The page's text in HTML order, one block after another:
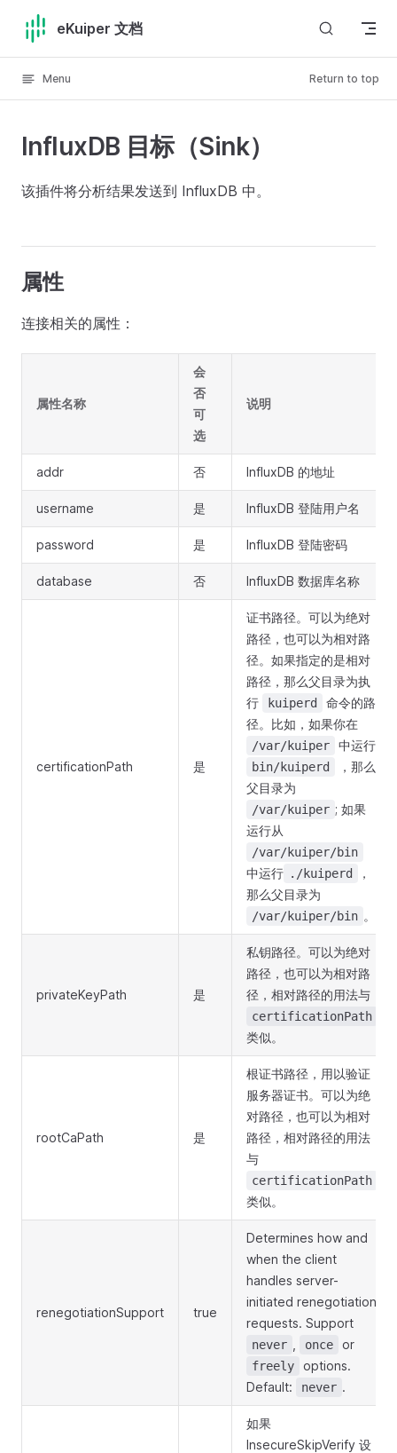
Skip to content
eKuiper 文档
Menu Return to top
InfluxDB 目标（Sink）
该插件将分析结果发送到 InfluxDB 中。
属性
连接相关的属性：
属性名称
会
否
可
选
说明
addr 否 InfluxDB 的地址
username 是 InfluxDB 登陆用户名
password 是 InfluxDB 登陆密码
database 否 InfluxDB 数据库名称
certificationPath 是
证书路径。可以为绝对
路径，也可以为相对路
径。如果指定的是相对
路径，那么父目录为执
行
kuiperd
命令的路
径。比如，如果你在
/var/kuiper 中运行
bin/kuiperd
，那么
父目录为
/var/kuiper ; 如果
运行从
/var/kuiper/bin
中运行 ./kuiperd
，
那么父目录为
/var/kuiper/bin 。
privateKeyPath 是
私钥路径。可以为绝对
路径，也可以为相对路
径，相对路径的用法与
certificationPath
类似。
rootCaPath 是
根证书路径，用以验证
服务器证书。可以为绝
对路径，也可以为相对
路径，相对路径的用法
与
certificationPath
类似。
renegotiationSupport true
Determines how and
when the client
handles server-
initiated renegotiation
requests. Support
never once or
freely
options.
Default:
never .
如果
InsecureSkipVerify 设